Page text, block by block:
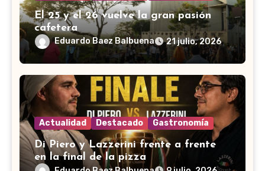
El 25 y el 26 vuelve la gran pasión
cafetera
Eduardo Baez Balbuena 21 julio, 2026
Actualidad Destacado Gastronomía
Di Piero y Lazzerini frente a frente
en la final de la pizza